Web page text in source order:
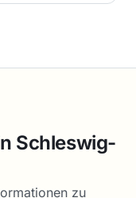
Schleswig-
zu